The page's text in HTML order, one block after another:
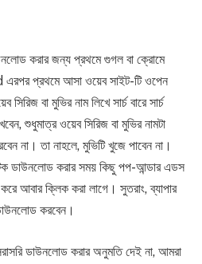
করার জন্য প্রথমে গুগল বা ক্রোমে
প্রথমে আসা ওয়েব সাইট-টি ওপেন
বা মুভির নাম লিখে সার্চ বারে সার্চ
শুধুমাত্র ওয়েব সিরিজ বা মুভির নামটা
না। তা নাহলে, মুভিটি খুজে পাবেন না।
ডাউনলোড করার সময় কিছু পপ-আন্ডার এডস
আবার ক্লিক করা লাগে। সুতরাং, ব্যাপার
করবেন।
ডাউনলোড করার অনুমতি দেই না, আমরা